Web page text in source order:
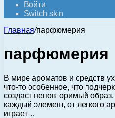
Войти
Switch skin
Главная/парфюмерия
парфюмерия
В мире ароматов и средств
что-то особенное, что
создаст неповторимый
каждый элемент, от легкого
играет…